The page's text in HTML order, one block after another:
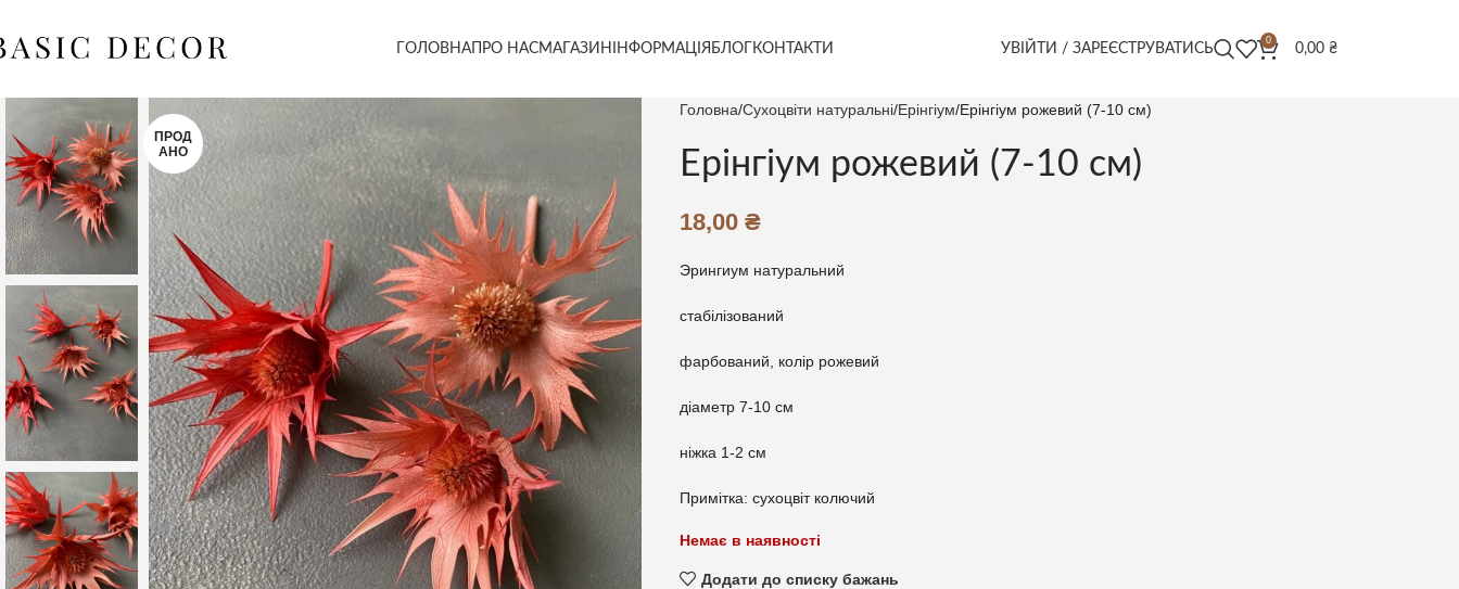
ГОЛОВНАПРО НАСМАГАЗИН ІНФОРМАЦІЯ БЛОГ КОНТАКТИ УВІЙТИ / ЗАРЕЄСТРУВАТИСЬ
0
0,00 ₴
ПРОД
АНО
Головна Сухоцвіти натуральні Ерінгіум Ерінгіум рожевий (7-10 см)
Ерінгіум рожевий (7-10 см)
18,00 ₴
Эрингиум натуральний
стабілізований
фарбований, колір рожевий
діаметр 7-10 см
ніжка 1-2 см
Примітка: сухоцвіт колючий
Немає в наявності
Додати до списку бажань